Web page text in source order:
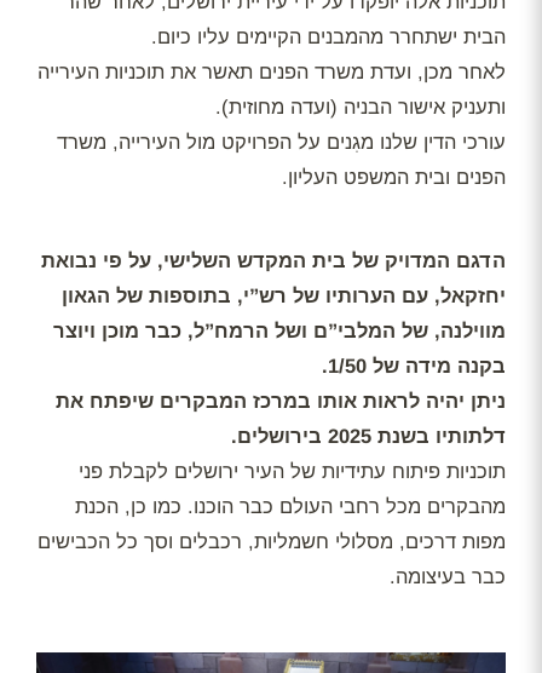
הבית ישתחרר מהמבנים הקיימים עליו כיום.
לאחר מכן, ועדת משרד הפנים תאשר את תוכניות העירייה
ותעניק אישור הבניה (ועדה מחוזית).
עורכי הדין שלנו מגִנים על הפרויקט מול העירייה, משרד
הפנים ובית המשפט העליון.
הדגם המדויק של בית המקדש השלישי, על פי נבואת
יחזקאל, עם הערותיו של רש”י, בתוספות של הגאון
מווילנה, של המלבי”ם ושל הרמח”ל, כבר מוכן ויוצר
בקנה מידה של 1/50.
ניתן יהיה לראות אותו במרכז המבקרים שיפתח את
דלתותיו בשנת 2025 בירושלים.
תוכניות פיתוח עתידיות של העיר ירושלים לקבלת פני
מהבקרים מכל רחבי העולם כבר הוכנו. כמו כן, הכנת
מפות דרכים, מסלולי חשמליות, רכבלים וסך כל הכבישים
כבר בעיצומה.